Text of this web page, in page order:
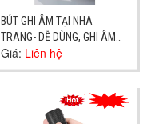
BÚT GHI ÂM TẠI NHA
TRANG- DỄ DÙNG, GHI ÂM
LIÊN TỤC 10 GIỜ- ĐC TRẦN
QÚY CÁP
Giá: Liên hệ